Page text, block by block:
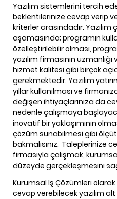
Yazılım sistemlerini tercih
beklentilerinize cevap verip
kriterler arasındadır.
aşamasında; programın
özelleştirilebilir olması,
yazılım firmasının
hizmet kalitesi gibi birçok
gerekmektedir. Yazılım
yıllar kullanılması ve
değişen ihtiyaçlarınıza da
nedenle çalışmaya
inovatif bir yaklaşımının
çözüm sunabilmesi gibi
bakmalısınız. Taleplerinize
firmasıyla çalışmak,
düzeyde gerçekleşmesini
Kurumsal İş Çözümleri
cevap verebilecek yazılım